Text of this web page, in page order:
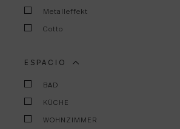
Metalleffekt
Cotto
ESPACIO
BAD
KÜCHE
WOHNZIMMER